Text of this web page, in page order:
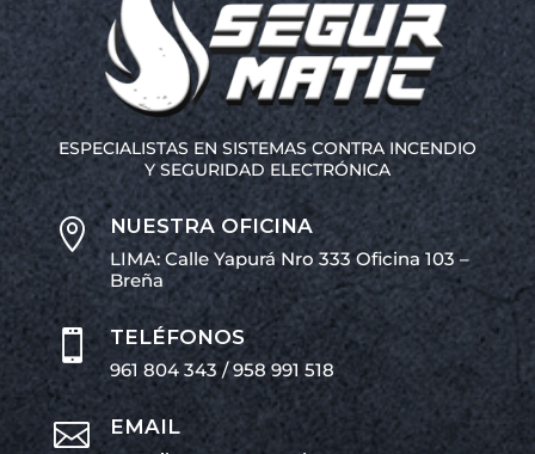
ESPECIALISTAS EN SISTEMAS CONTRA INCENDIO
Y SEGURIDAD ELECTRÓNICA
 NUESTRA OFICINA
LIMA: Calle Yapurá Nro 333 Oficina 103 –
Breña
 TELÉFONOS
961 804 343 / 958 991 518
 EMAIL